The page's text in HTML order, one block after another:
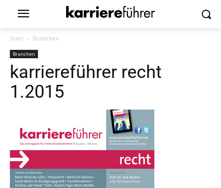
Start Branchen
Branchen
karriereführer recht
1.2015